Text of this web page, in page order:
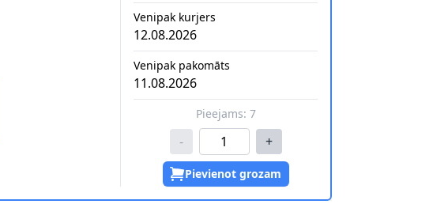
Venipak kurjers
12.08.2026
Venipak pakomāts
11.08.2026
Pieejams: 7
- +
Pievienot grozam